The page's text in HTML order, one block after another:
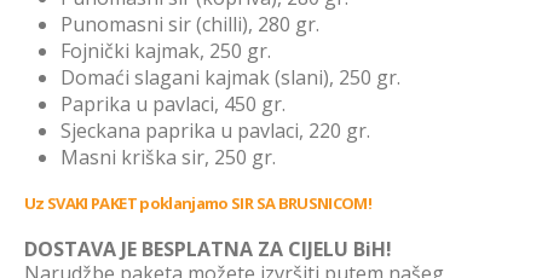
Punomasni sir (chilli), 280 gr.
Fojnički kajmak, 250 gr.
Domaći slagani kajmak (slani), 250 gr.
Paprika u pavlaci, 450 gr.
Sjeckana paprika u pavlaci, 220 gr.
Masni kriška sir, 250 gr.
Uz SVAKI PAKET poklanjamo SIR SA BRUSNICOM!
DOSTAVA JE BESPLATNA ZA CIJELU BiH!